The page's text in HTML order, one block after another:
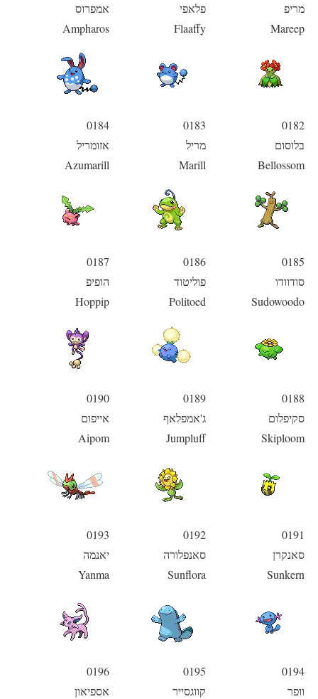
מריפ
Mareep
פלאפי
Flaaffy
אמפרוס
Ampharos
0182
בלוסום
Bellossom
0183
מריל
Marill
0184
אזומריל
Azumarill
0185
סודוודו
Sudowoodo
0186
פוליטוד
Politoed
0187
הופיפ
Hoppip
0188
סקיפלום
Skiploom
0189
ג'אמפלאף
Jumpluff
0190
אייפום
Aipom
0191
סאנקרן
Sunkern
0192
סאנפלורה
Sunflora
0193
יאנמה
Yanma
0194
וופר
0195
קווגסייר
0196
אספיאון